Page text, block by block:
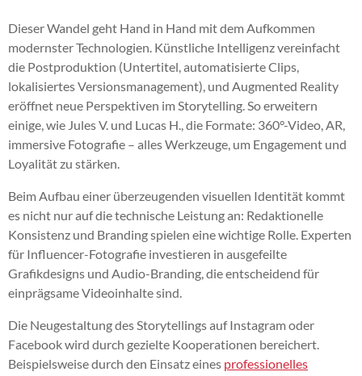
Dieser Wandel geht Hand in Hand mit dem Aufkommen
modernster Technologien. Künstliche Intelligenz vereinfacht
die Postproduktion (Untertitel, automatisierte Clips,
lokalisiertes Versionsmanagement), und Augmented Reality
eröffnet neue Perspektiven im Storytelling. So erweitern
einige, wie Jules V. und Lucas H., die Formate: 360°-Video, AR,
immersive Fotografie – alles Werkzeuge, um Engagement und
Loyalität zu stärken.
Beim Aufbau einer überzeugenden visuellen Identität kommt
es nicht nur auf die technische Leistung an: Redaktionelle
Konsistenz und Branding spielen eine wichtige Rolle. Experten
für Influencer-Fotografie investieren in ausgefeilte
Grafikdesigns und Audio-Branding, die entscheidend für
einprägsame Videoinhalte sind.
Die Neugestaltung des Storytellings auf Instagram oder
Facebook wird durch gezielte Kooperationen bereichert.
Beispielsweise durch den Einsatz eines professionelles